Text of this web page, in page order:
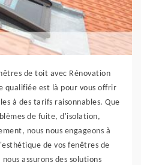
de toit avec Rénovation
qualifiée est là pour vous offrir
à des tarifs raisonnables. Que
de fuite, d'isolation,
nous nous engageons à
de vos fenêtres de
assurons des solutions